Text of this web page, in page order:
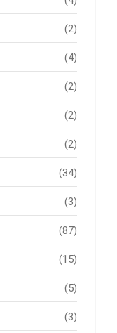
(2)
(4)
(2)
(2)
(2)
(34)
(3)
(87)
(15)
(5)
(3)